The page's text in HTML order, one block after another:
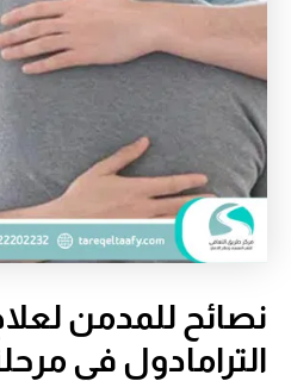
نصائح للمدمن
الترامادول في